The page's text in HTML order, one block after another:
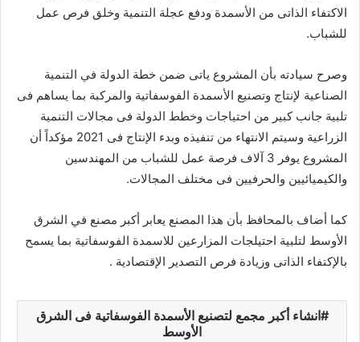
الاكتفاء الذاتى من الأسمدة ودفع عجلة التنمية وخلق فرص عمل
للشباب.
وصرح سيادته بأن المشروع ياتى ضمن خطة الدولة في التنمية
الصناعية لإنتاج وتصنيع الأسمدة الفوسفاتية والمركبة بما يساهم فى
تلبية جانب كبير من احتياجات وخطط الدولة فى مجالات التنمية
الزراعية وسيتم الانتهاء من تنفيذه وبدء الإنتاج فى 2021 مؤكداً أن
المشروع يوفر 3 آلاف فرصة عمل للشباب من المهندسين
والكيميائيين والحرفيين فى مختلف المجالات.
كما أضاف بالمحافظ بأن هذا المصنع يعابر أكبر مصنع في الشرق
الأوسط لتلبية احتيلجات المزارعين للاسمدة الفوسفاتية بما يسمح
بالإكتفاء الذاتى وزيادة فرص التصدير الإقتصادية .
انشاء أكبر مجمع لتصنيع الأسمدة الفوسفاتية فى الشرق
الأوسط